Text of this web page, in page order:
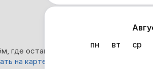
пн
вт ср
где остановиться в Миассе: 6
на карте